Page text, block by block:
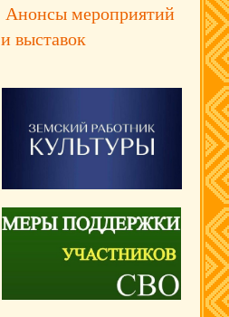
Анонсы мероприятий
и выставок